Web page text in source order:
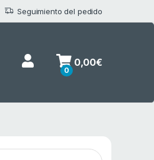
Seguimiento del pedido
0
0,00€